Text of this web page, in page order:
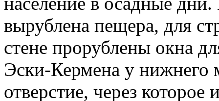
вырублена пещера, для
стене прорублены окна
Эски-Кермена у нижнего
отверстие, через